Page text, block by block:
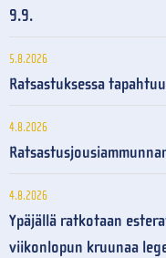
9.9.
5.8.2026
Ratsastuksessa
4.8.2026
4.8.2026
Ypäjällä ratkotaan
viikonlopun kruunaa